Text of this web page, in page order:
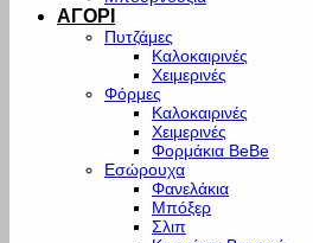
ΑΓΟΡΙ
Πυτζάμες
Καλοκαιρινές
Χειμερινές
Φόρμες
Καλοκαιρινές
Χειμερινές
Φορμάκια BeBe
Εσώρουχα
Φανελάκια
Μπόξερ
Σλιπ